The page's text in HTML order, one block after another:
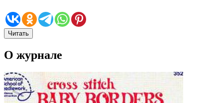
Читать
О журнале